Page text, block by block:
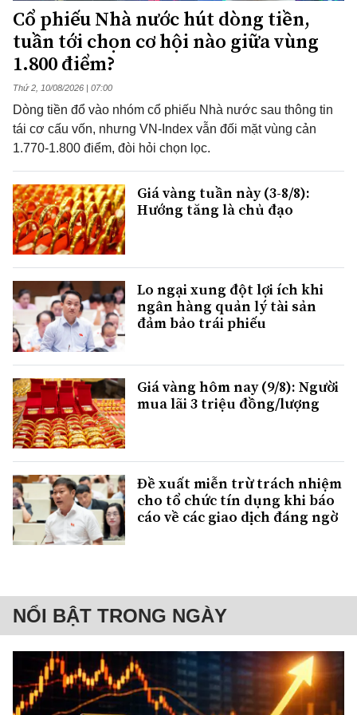
Cổ phiếu Nhà nước hút dòng tiền,
tuần tới chọn cơ hội nào giữa vùng
1.800 điểm?
Thứ 2, 10/08/2026 | 07:00
Dòng tiền đổ vào nhóm cổ phiếu Nhà nước sau thông tin
tái cơ cấu vốn, nhưng VN-Index vẫn đối mặt vùng cản
1.770-1.800 điểm, đòi hỏi chọn lọc.
Giá vàng tuần này (3-8/8):
Hướng tăng là chủ đạo
Lo ngại xung đột lợi ích khi
ngân hàng quản lý tài sản
đảm bảo trái phiếu
Giá vàng hôm nay (9/8): Người
mua lãi 3 triệu đồng/lượng
Đề xuất miễn trừ trách nhiệm
cho tổ chức tín dụng khi báo
cáo về các giao dịch đáng ngờ
NỔI BẬT TRONG NGÀY